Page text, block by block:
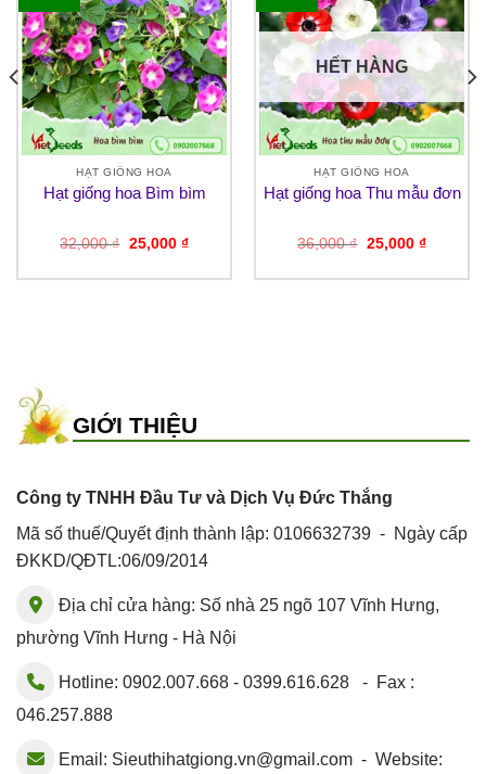
HẠT GIỐNG HOA
Hạt giống hoa Bìm bìm
32,000₫ Giá
32,000 ₫.
25,000 ₫Giá
là:
HẾT HÀNG
HẠT GIỐNG HOA
Hạt giống hoa Thu mẫu đơn
36,000₫ Giá
36,000 ₫.
25,000 ₫Giá
là:
GIỚI THIỆU
Công ty TNHH Đầu Tư và Dịch Vụ Đức Thắng
Mã số thuế/Quyết định thành lập: 0106632739 - Ngày cấp
ĐKKD/QĐTL:06/09/2014
Địa chỉ cửa hàng: Số nhà 25 ngõ 107 Vĩnh Hưng,
phường Vĩnh Hưng - Hà Nội
Hotline: 0902.007.668 - 0399.616.628 - Fax :
046.257.888
Email: Sieuthihatgiong.vn@gmail.com - Website: